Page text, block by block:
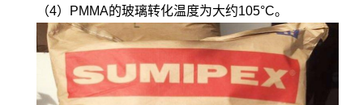
（4）PMMA的玻璃转化温度为大约105°C。